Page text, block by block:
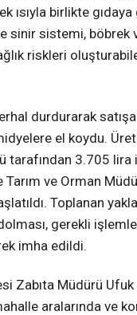
ısıyla birlikte
sinir sistemi, böbrek
riskleri
durdurarak
el koydu.
tarafından 3.705 lira
Tarım ve Orman
Toplanan
gerekli
imha edildi.
Zabıta Müdürü Ufuk
aralarında ve